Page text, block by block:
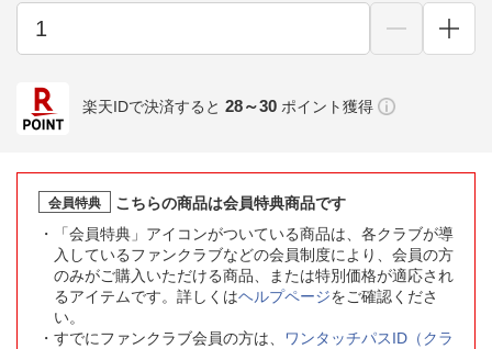
楽天IDで決済すると 28～30 ポイント獲得
会員特典
こちらの商品は会員特典商品です
「会員特典」アイコンがついている商品は、各クラブが導
入しているファンクラブなどの会員制度により、会員の方
のみがご購入いただける商品、または特別価格が適応され
るアイテムです。詳しくはヘルプページをご確認くださ
い。
すでにファンクラブ会員の方は、
ワンタッチパスID（クラ